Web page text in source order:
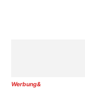
Werbung&